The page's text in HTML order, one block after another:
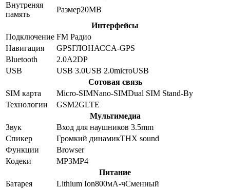
Внутреняя
память
Размер20MB
Интерфейсы
Подключение FM Радио
Навигация
GPSГЛОНАССA-GPS
Bluetooth
2.0A2DP
USB
USB 3.0USB 2.0microUSB
Сотовая связь
SIM карта
Micro-SIMNano-SIMDual SIM Stand-By
Технологии
GSM2GLTE
Мультимедиа
Звук
Вход для наушников 3.5mm
Спикер
Громкий динамикTHX sound
Функции
Browser
Кодеки
MP3MP4
Питание
Батарея
Lithium Ion800мА-чСменный